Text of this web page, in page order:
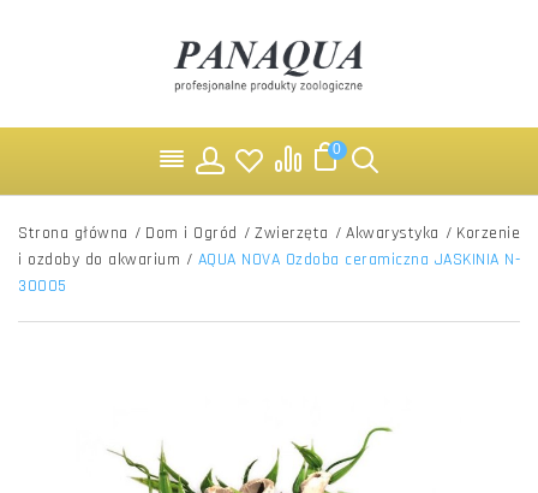
0
Strona główna / Dom i Ogród / Zwierzęta / Akwarystyka / Korzenie
i ozdoby do akwarium / AQUA NOVA Ozdoba ceramiczna JASKINIA N-
30005